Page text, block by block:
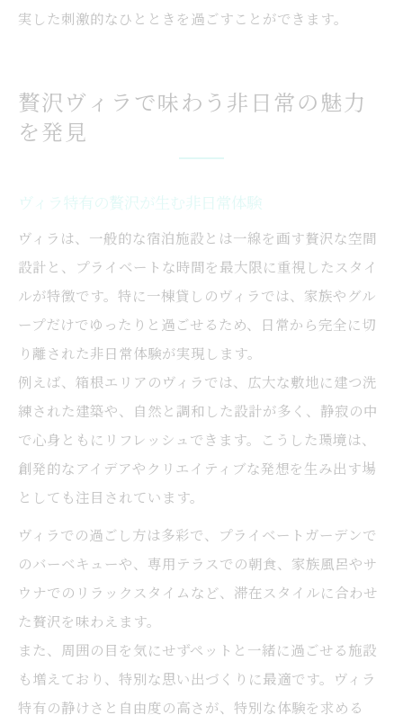
実した刺激的なひとときを過ごすことができます。
贅沢ヴィラで味わう非日常の魅力
を発見
ヴィラ特有の贅沢が生む非日常体験
ヴィラは、一般的な宿泊施設とは一線を画す贅沢な空間
設計と、プライベートな時間を最大限に重視したスタイ
ルが特徴です。特に一棟貸しのヴィラでは、家族やグル
ープだけでゆったりと過ごせるため、日常から完全に切
り離された非日常体験が実現します。
例えば、箱根エリアのヴィラでは、広大な敷地に建つ洗
練された建築や、自然と調和した設計が多く、静寂の中
で心身ともにリフレッシュできます。こうした環境は、
創発的なアイデアやクリエイティブな発想を生み出す場
としても注目されています。
ヴィラでの過ごし方は多彩で、プライベートガーデンで
のバーベキューや、専用テラスでの朝食、家族風呂やサ
ウナでのリラックスタイムなど、滞在スタイルに合わせ
た贅沢を味わえます。
また、周囲の目を気にせずペットと一緒に過ごせる施設
も増えており、特別な思い出づくりに最適です。ヴィラ
特有の静けさと自由度の高さが、特別な体験を求める